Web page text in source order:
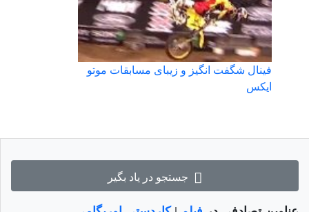
جستجو در یاد بگیر
فینال شگفت انگیز و زیبای مسابقات موتو
ایکس